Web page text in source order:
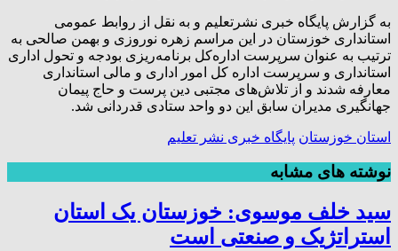
به گزارش پایگاه خبری نشرتعلیم و به نقل از روابط عمومی
استانداری خوزستان در این مراسم زهره نوروزی و بهمن صالحی به
ترتیب به عنوان سرپرست اداره‌کل برنامه‌ریزی بودجه و تحول اداری
استانداری و سرپرست اداره کل امور اداری و مالی استانداری
معارفه شدند و از تلاش‌های مجتبی دین پرست و حاج پیمان
جهانگیری مدیران سابق این دو واحد ستادی قدردانی شد.
استان خوزستان پایگاه خبری نشر تعلیم
نوشته های مشابه
سید خلف موسوی: خوزستان یک استان
استراتژیک و صنعتی است